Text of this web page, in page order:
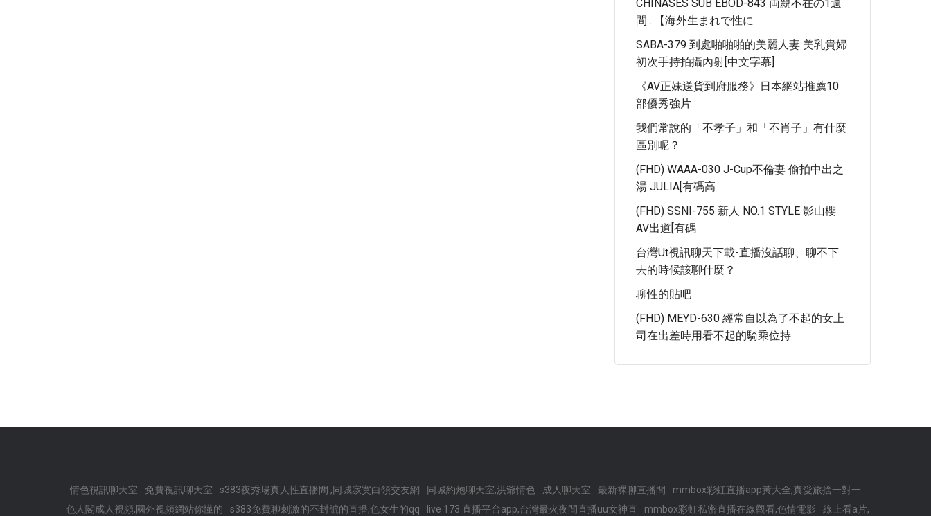
CHINASES SUB EBOD-843 両親不在の1週
間…【海外生まれで性に
SABA-379 到處啪啪啪的美麗人妻 美乳貴婦
初次手持拍攝內射[中文字幕]
《AV正妹送貨到府服務》日本網站推薦10
部優秀強片
我們常說的「不孝子」和「不肖子」有什麼
區別呢？
(FHD) WAAA-030 J-Cup不倫妻 偷拍中出之
湯 JULIA[有碼高
(FHD) SSNI-755 新人 NO.1 STYLE 影山櫻
AV出道[有碼
台灣ut視訊聊天下載-直播沒話聊、聊不下
去的時候該聊什麼？
聊性的貼吧
(FHD) MEYD-630 經常自以為了不起的女上
司在出差時用看不起的騎乘位持
情色視訊聊天室 免費視訊聊天室 s383夜秀場真人性直播間 ,同城寂寞白領交友網 同城約炮聊天室,洪爺情色 成人聊天室 最新裸聊直播間
mmbox彩虹直播app黃大全,真愛旅捨一對一
色人閣成人視頻,國外視頻網站你懂的
s383免費聊刺激的不封號的直播,色女生的qq live 173 直播平台app,台灣最火夜間直播uu女神直 mmbox彩虹私密直播在線觀看,色情電影 線上看a片,